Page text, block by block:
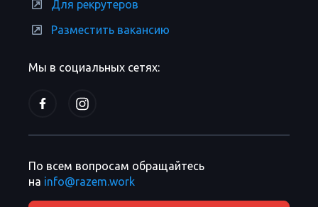
Мы в социальных сетях:
Для рекрутеров
Разместить вакансию
По всем вопросам обращайтесь
на info@razem.work